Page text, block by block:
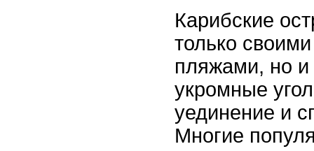
Карибские
только
пляжами, но и
укромные
уединение и
Многие